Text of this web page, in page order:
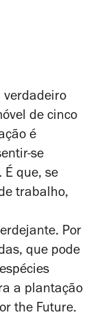
verdadeiro
de cinco
é
se
É que, se
trabalho,
Por
que pode
a plantação
the Future.